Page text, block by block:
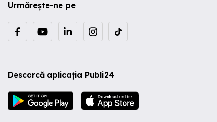
Urmărește-ne pe
Descarcă aplicația Publi24